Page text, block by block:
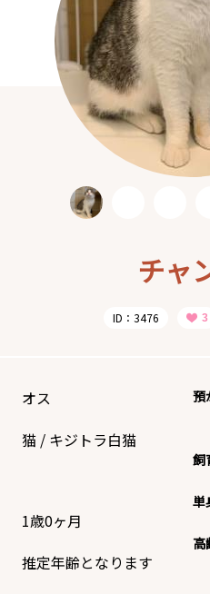
チャ
ID：3476
オス
猫 / キジトラ白猫
1歳0ヶ月
推定年齢となります
預
飼
単
高